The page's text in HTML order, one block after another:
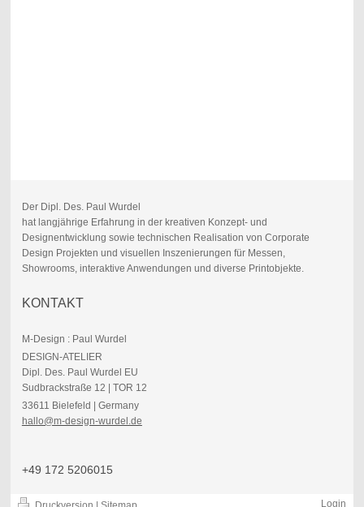
Der Dipl. Des. Paul Wurdel
hat langjährige Erfahrung in der kreativen Konzept- und
Designentwicklung sowie technischen Realisation von Corporate
Design Projekten und visuellen Inszenierungen für Messen,
Showrooms, interaktive Anwendungen und diverse Printobjekte.
KONTAKT
M-Design : Paul Wurdel
DESIGN-ATELIER
Dipl. Des. Paul Wurdel EU
Sudbrackstraße 12 | TOR 12
33611 Bielefeld | Germany
hallo@m-design-wurdel.de
+49 172 5206015
Login